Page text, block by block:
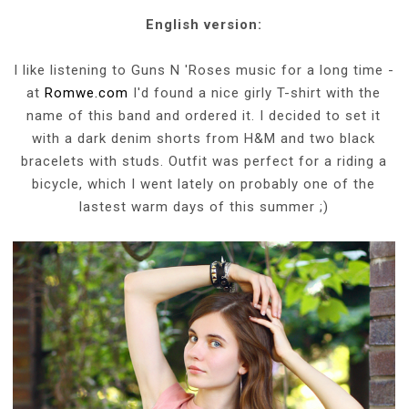
English version:
I like listening to Guns N 'Roses music for a long time -
atRomwe.com I'd found a nice girly T-shirt with the
name of this band and ordered it. I decided to set it
with a dark denim shorts from H&M and two black
bracelets with studs. Outfit was perfect for a riding a
bicycle, which I went lately on probably one of the
lastest warm days of this summer ;)